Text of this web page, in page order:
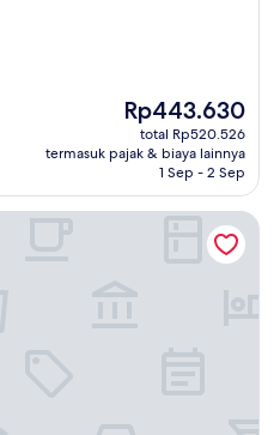
Harga
sekarang
Rp443.630
Rp443.630
total Rp520.526
termasuk pajak & biaya lainnya
1 Sep - 2 Sep